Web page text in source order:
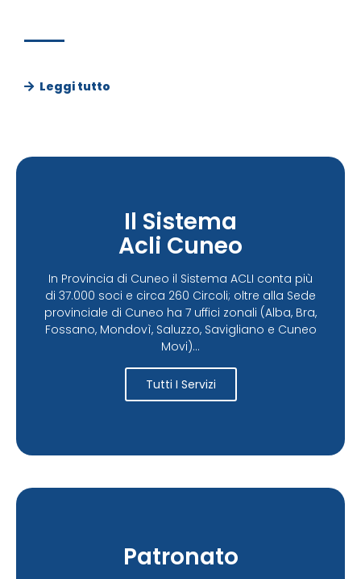
Leggi tutto
Il Sistema
Acli Cuneo
In Provincia di Cuneo il Sistema ACLI conta più
di 37.000 soci e circa 260 Circoli; oltre alla Sede
provinciale di Cuneo ha 7 uffici zonali (Alba, Bra,
Fossano, Mondovì, Saluzzo, Savigliano e Cuneo
Movi)...
Tutti I Servizi
Patronato